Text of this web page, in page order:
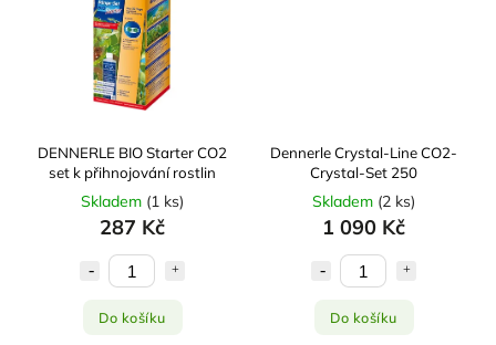
DENNERLE BIO Starter CO2
set k přihnojování rostlin
Skladem (1 ks)
287 Kč
Do košíku
Dennerle Crystal-Line CO2-
Crystal-Set 250
Skladem (2 ks)
1 090 Kč
Do košíku